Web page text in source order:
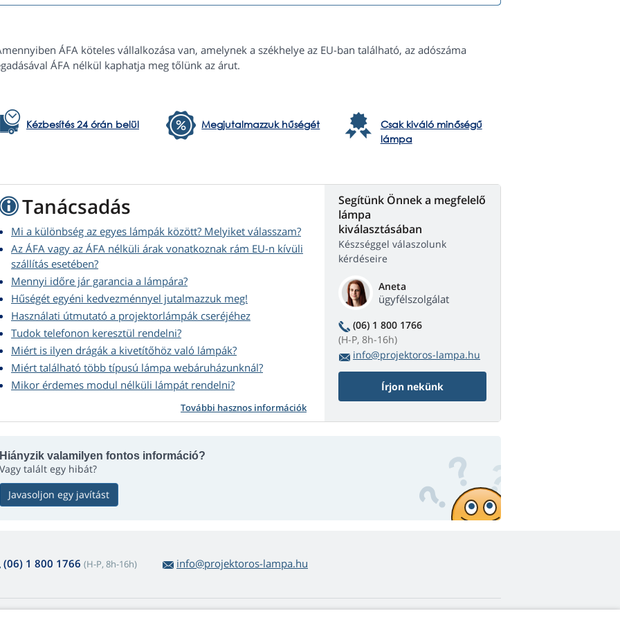
ÁFA köteles vállalkozása van, amelynek a székhelye az EU-ban található, az adószáma
ÁFA nélkül kaphatja meg tőlünk az árut.
Kézbesítés 24 órán belül Megjutalmazzuk hűségét
Csak kiváló minőségű
lámpa
Tanácsadás
Mi a különbség az egyes lámpák között? Melyiket válasszam?
Az ÁFA vagy az ÁFA nélküli árak vonatkoznak rám EU-n kívüli
szállítás esetében?
Mennyi időre jár garancia a lámpára?
Hűségét egyéni kedvezménnyel jutalmazzuk meg!
Használati útmutató a projektorlámpák cseréjéhez
Tudok telefonon keresztül rendelni?
Miért is ilyen drágák a kivetítőhöz való lámpák?
Miért található több típusú lámpa webáruházunknál?
Mikor érdemes modul nélküli lámpát rendelni?
További hasznos információk
Segítünk Önnek a megfelelő
lámpa
kiválasztásában
Készséggel válaszolunk
kérdéseire
Aneta
ügyfélszolgálat
(06) 1 800 1766
(H-P, 8h-16h)
info@projektoros-lampa.hu
Írjon nekünk
Hiányzik valamilyen fontos információ?
Vagy talált egy hibát?
Javasoljon egy javítást
(06) 1 800 1766 (H-P, 8h-16h) info@projektoros-lampa.hu